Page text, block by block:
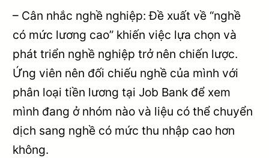
– Cân nhắc nghề nghiệp: Đề xuất về “nghề
có mức lương cao” khiến việc lựa chọn và
phát triển nghề nghiệp trở nên chiến lược.
Ứng viên nên đối chiếu nghề của mình với
phân loại tiền lương tại Job Bank để xem
mình đang ở nhóm nào và liệu có thể chuyển
dịch sang nghề có mức thu nhập cao hơn
không.